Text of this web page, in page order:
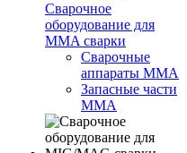
Сварочное
оборудование для
MMA сварки
Сварочные
аппараты MMA
Запасные части
MMA